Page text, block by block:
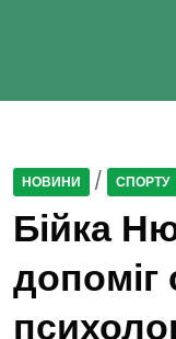
НОВИНИ / СПОРТУ
Бійка
допоміг